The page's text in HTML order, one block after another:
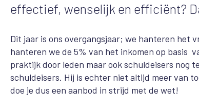
effectief, wenselijk en efficiënt?
Dit jaar is ons overgangsjaar; we hanteren het
hanteren we de 5% van het inkomen op basis
praktijk door leden maar ook schuldeisers nog
schuldeisers. Hij is echter niet altijd meer van
doe je dus een aanbod in strijd met de wet!